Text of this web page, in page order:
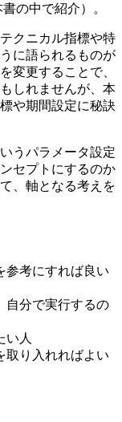
の中で紹介）。
クニカル指標や特
に語られるものが
変更することで、
しれませんが、本
や期間設定に秘訣
うパラメータ設定
セプトにするのか
、軸となる考えを
参考にすれば良い
自分で実行するの
い人
取り入れればよい